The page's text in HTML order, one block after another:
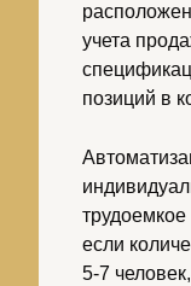
учета
позиций в
трудоемкое
если
5-7